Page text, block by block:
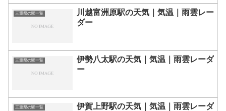
三重県の駅一覧
川越富洲原駅の天気｜気温｜雨雲レー
ダー
三重県の駅一覧
伊勢八太駅の天気｜気温｜雨雲レーダ
ー
三重県の駅一覧
伊賀上野駅の天気｜気温｜雨雲レーダ